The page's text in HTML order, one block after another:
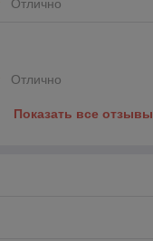
Отлично
Отлично
Показать все отзывы